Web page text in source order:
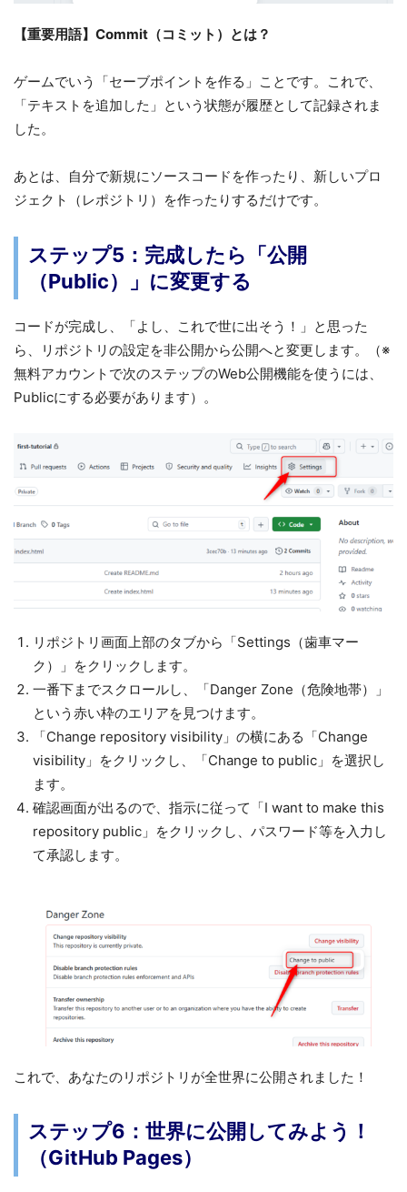
【重要用語】Commit（コミット）とは？
ゲームでいう「セーブポイントを作る」ことです。これで、
「テキストを追加した」という状態が履歴として記録されま
した。
あとは、自分で新規にソースコードを作ったり、新しいプロ
ジェクト（レポジトリ）を作ったりするだけです。
ステップ5：完成したら「公開
（Public）」に変更する
コードが完成し、「よし、これで世に出そう！」と思った
ら、リポジトリの設定を非公開から公開へと変更します。（※
無料アカウントで次のステップのWeb公開機能を使うには、
Publicにする必要があります）。
リポジトリ画面上部のタブから「Settings（歯車マー
ク）」をクリックします。
一番下までスクロールし、「Danger Zone（危険地帯）」
という赤い枠のエリアを見つけます。
「Change repository visibility」の横にある「Change
visibility」をクリックし、「Change to public」を選択し
ます。
確認画面が出るので、指示に従って「I want to make this
repository public」をクリックし、パスワード等を入力し
て承認します。
これで、あなたのリポジトリが全世界に公開されました！
ステップ6：世界に公開してみよう！
（GitHub Pages）